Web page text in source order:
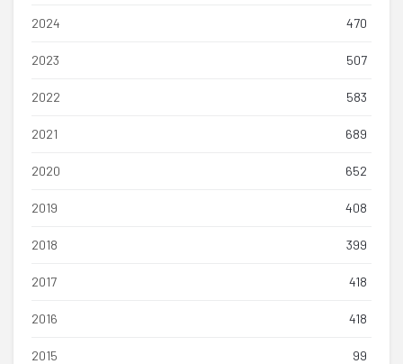
2024 470
2023 507
2022 583
2021 689
2020 652
2019 408
2018 399
2017 418
2016 418
2015 99